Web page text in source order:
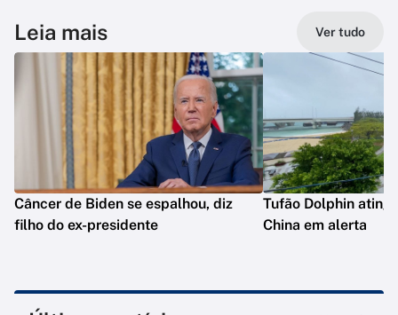
Leia mais Ver tudo
Câncer de Biden se espalhou, diz
filho do ex-presidente
Tufão Dolphin
China em alerta